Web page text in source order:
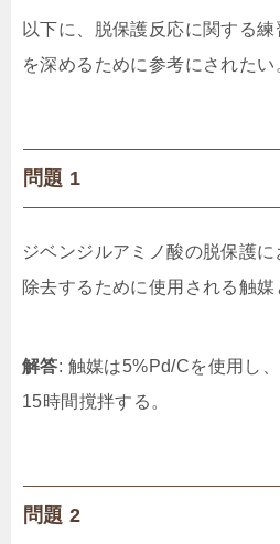
以下に、脱保護反応に関する
を深めるために参考にされたい
問題 1
ジベンジルアミノ酸の脱保護
除去するために使用される触媒
解答: 触媒は5%Pd/Cを使用し
15時間撹拌する。
問題 2